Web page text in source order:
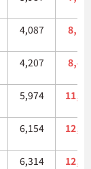
4,087
4,207
5,974
6,154
6,314